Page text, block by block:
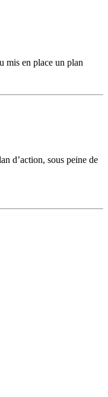
mis en place un plan
d’action, sous peine de